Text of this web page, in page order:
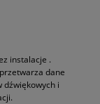
instalacje .
dane
dźwiękowych i